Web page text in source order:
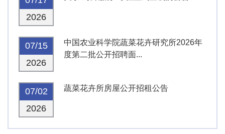
2026
07/15
2026
中国农业科学院蔬菜花卉研究所2026年
度第二批公开招聘面...
07/02
2026
蔬菜花卉所房屋公开招租公告